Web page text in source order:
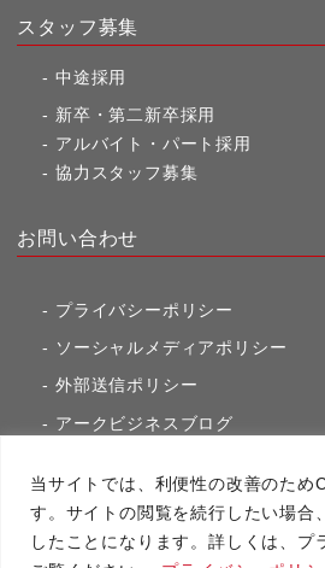
当サイトでは、利便性の改善のため
す。サイトの閲覧を続行したい場合
したことになります。詳しくは、プ
スタッフ募集
中途採用
新卒・第二新卒採用
アルバイト・パート採用
協力スタッフ募集
お問い合わせ
プライバシーポリシー
ソーシャルメディアポリシー
外部送信ポリシー
アークビジネスブログ
アーク・コミュニケー